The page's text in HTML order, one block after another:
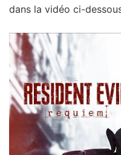
dans la vidéo ci-